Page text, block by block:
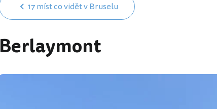
17 míst co vidět v Bruselu
Berlaymont